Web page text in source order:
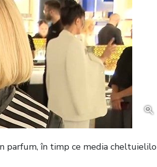
parfum, în timp ce media